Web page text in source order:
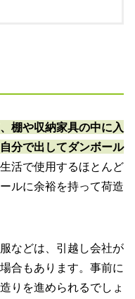
棚や収納家具の中に入
分で出してダンボール
活で使用するほとんど
ルに余裕を持って荷造
などは、引越し会社が
合もあります。事前に
りを進められるでしょ